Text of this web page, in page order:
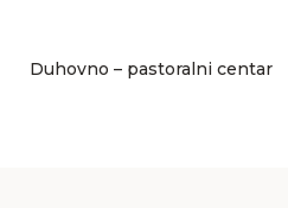
Duhovno – pastoralni centar